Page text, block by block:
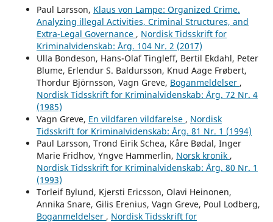
Paul Larsson, Klaus von Lampe: Organized Crime.
Analyzing illegal Activities, Criminal Structures, and
Extra-Legal Governance , Nordisk Tidsskrift for
Kriminalvidenskab: Årg. 104 Nr. 2 (2017)
Ulla Bondeson, Hans-Olaf Tingleff, Bertil Ekdahl, Peter
Blume, Erlendur S. Baldursson, Knud Aage Frøbert,
Thordur Björnsson, Vagn Greve, Boganmeldelser ,
Nordisk Tidsskrift for Kriminalvidenskab: Årg. 72 Nr. 4
(1985)
Vagn Greve, En vildfaren vildfarelse , Nordisk
Tidsskrift for Kriminalvidenskab: Årg. 81 Nr. 1 (1994)
Paul Larsson, Trond Eirik Schea, Kåre Bødal, Inger
Marie Fridhov, Yngve Hammerlin, Norsk kronik ,
Nordisk Tidsskrift for Kriminalvidenskab: Årg. 80 Nr. 1
(1993)
Torleif Bylund, Kjersti Ericsson, Olavi Heinonen,
Annika Snare, Gilis Erenius, Vagn Greve, Poul Lodberg,
Boganmeldelser , Nordisk Tidsskrift for